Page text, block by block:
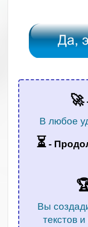
🚀
В любое
⏳-
Вы
текстов